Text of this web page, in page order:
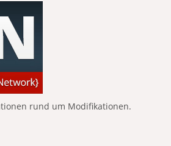
rund um Modifikationen.